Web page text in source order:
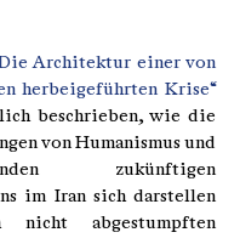
Architektur einer von
herbeigeführten Krise“
beschrieben, wie die
von Humanismus und
zukünftigen
im Iran sich darstellen
nicht abgestumpften